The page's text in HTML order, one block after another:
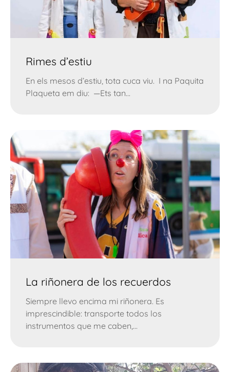
Rimes d’estiu
En els mesos d’estiu, tota cuca viu. I na Paquita
Plaqueta em diu: —Ets tan...
La riñonera de los recuerdos
Siempre llevo encima mi riñonera. Es
imprescindible: transporte todos los
instrumentos que me caben,...